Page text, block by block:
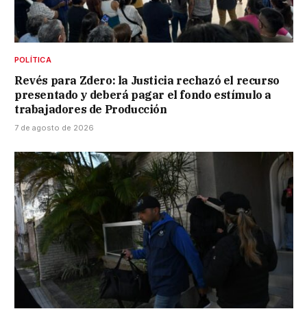
POLÍTICA
Revés para Zdero: la Justicia rechazó el recurso
presentado y deberá pagar el fondo estímulo a
trabajadores de Producción
7 de agosto de 2026